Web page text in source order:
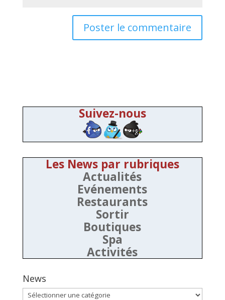
Suivez-nous
Les News par rubriques
Actualités
Evénements
Restaurants
Sortir
Boutiques
Spa
Activités
News
News